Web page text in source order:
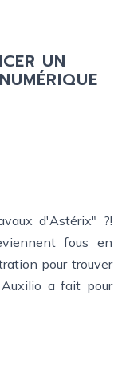
UN
d'Astérix" ?!
fous en
pour trouver
Auxilio a fait pour